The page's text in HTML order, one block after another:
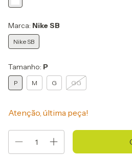
Marca: Nike SB
Nike SB
Tamanho: P
P M G GG
Atenção, última peça!